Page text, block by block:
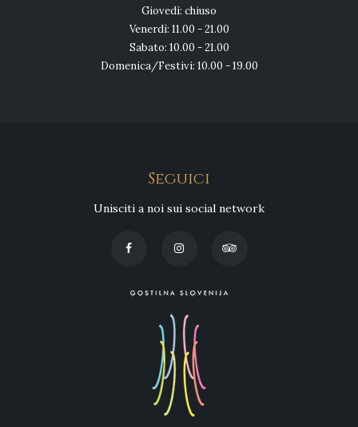
Giovedì: chiuso
Venerdì: 11.00 - 21.00
Sabato: 10.00 - 21.00
Domenica/Festivi: 10.00 - 19.00
Seguici
Unisciti a noi sui social network